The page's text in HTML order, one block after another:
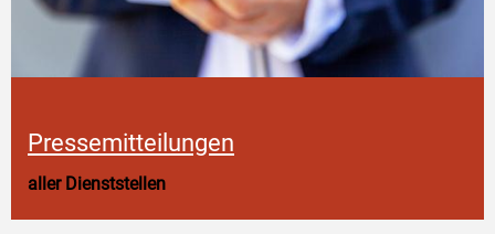
Pressemitteilungen
aller Dienststellen